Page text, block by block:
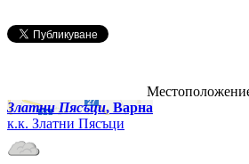
Златни Пясъци, Варна
к.к. Златни Пясъци